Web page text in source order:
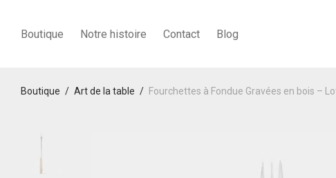
Boutique Notre histoire Contact Blog
Boutique / Art de la table / Fourchettes à Fondue Gravées en bois –